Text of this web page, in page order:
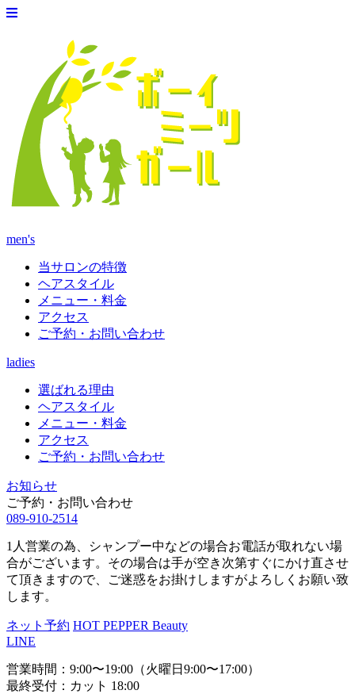
men's
当サロンの特徴
ヘアスタイル
メニュー・料金
アクセス
ご予約・お問い合わせ
ladies
選ばれる理由
ヘアスタイル
メニュー・料金
アクセス
ご予約・お問い合わせ
お知らせ
ご予約・お問い合わせ
089-910-2514
1人営業の為、シャンプー中などの場合お電話が取れない場
合がございます。その場合は手が空き次第すぐにかけ直させ
て頂きますので、ご迷惑をお掛けしますがよろしくお願い致
します。
ネット予約 HOT PEPPER Beauty
LINE
営業時間：9:00〜19:00（火曜日9:00〜17:00）
最終受付：カット 18:00